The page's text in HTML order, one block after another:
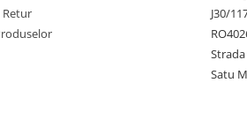
Retur
J30/
Satu